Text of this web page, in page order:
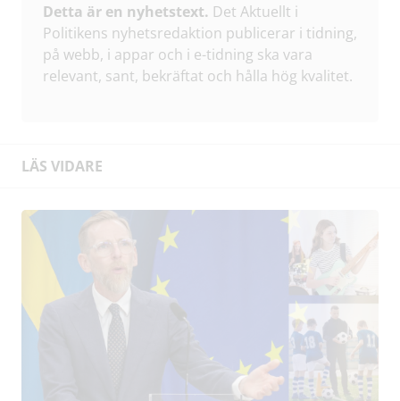
Detta är en nyhetstext. Det Aktuellt i
Politikens nyhetsredaktion publicerar i tidning,
på webb, i appar och i e-tidning ska vara
relevant, sant, bekräftat och hålla hög kvalitet.
LÄS VIDARE